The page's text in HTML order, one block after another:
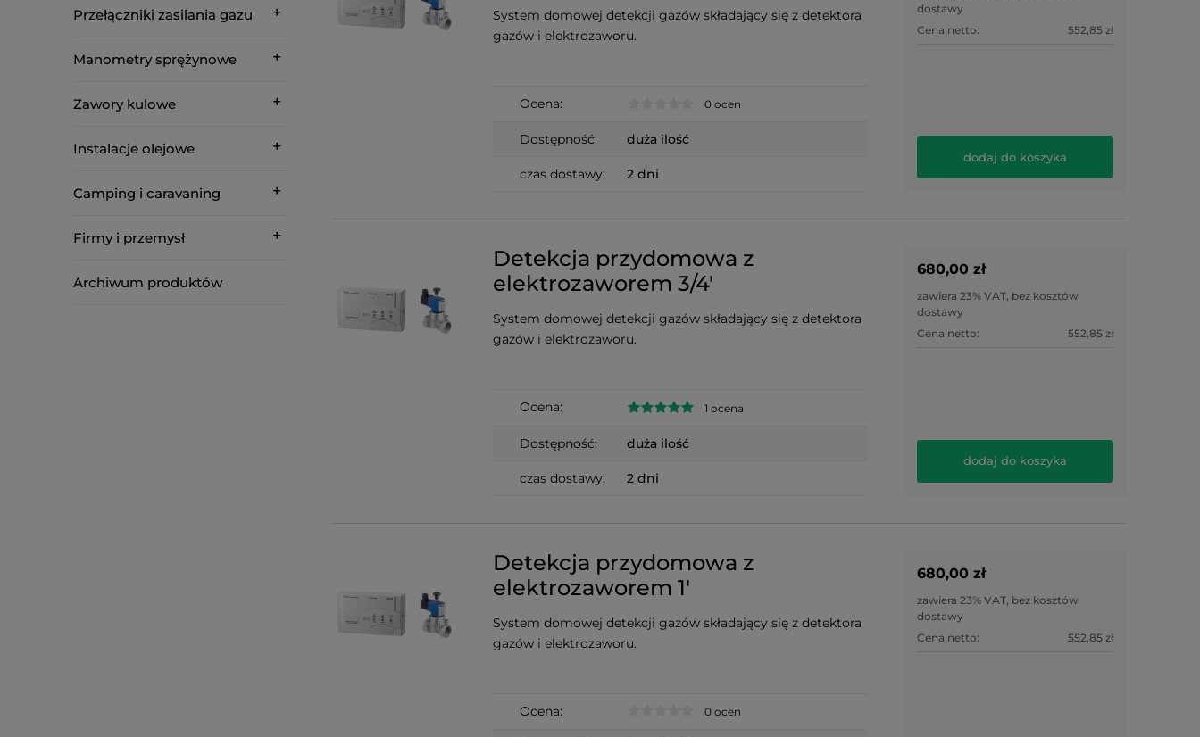
Przełączniki zasilania gazu
Manometry sprężynowe
Zawory kulowe
Instalacje olejowe
Camping i caravaning
Firmy i przemysł
Archiwum produktów
System domowej detekcji gazów składający się z detektora
gazów i elektrozaworu.
Ocena: 0 ocen
Dostępność: duża ilość
czas dostawy: 2 dni
dostawy
Cena netto:
552,85 zł
dodaj do koszyka
Detekcja przydomowa z
elektrozaworem 3/4'
System domowej detekcji gazów składający się z detektora
gazów i elektrozaworu.
Ocena: 1 ocena
Dostępność: duża ilość
czas dostawy: 2 dni
680,00 zł
zawiera 23% VAT, bez kosztów
dostawy
Cena netto:
552,85 zł
dodaj do koszyka
Detekcja przydomowa z
elektrozaworem 1'
System domowej detekcji gazów składający się z detektora
gazów i elektrozaworu.
Ocena: 0 ocen
680,00 zł
zawiera 23% VAT, bez kosztów
dostawy
Cena netto:
552,85 zł